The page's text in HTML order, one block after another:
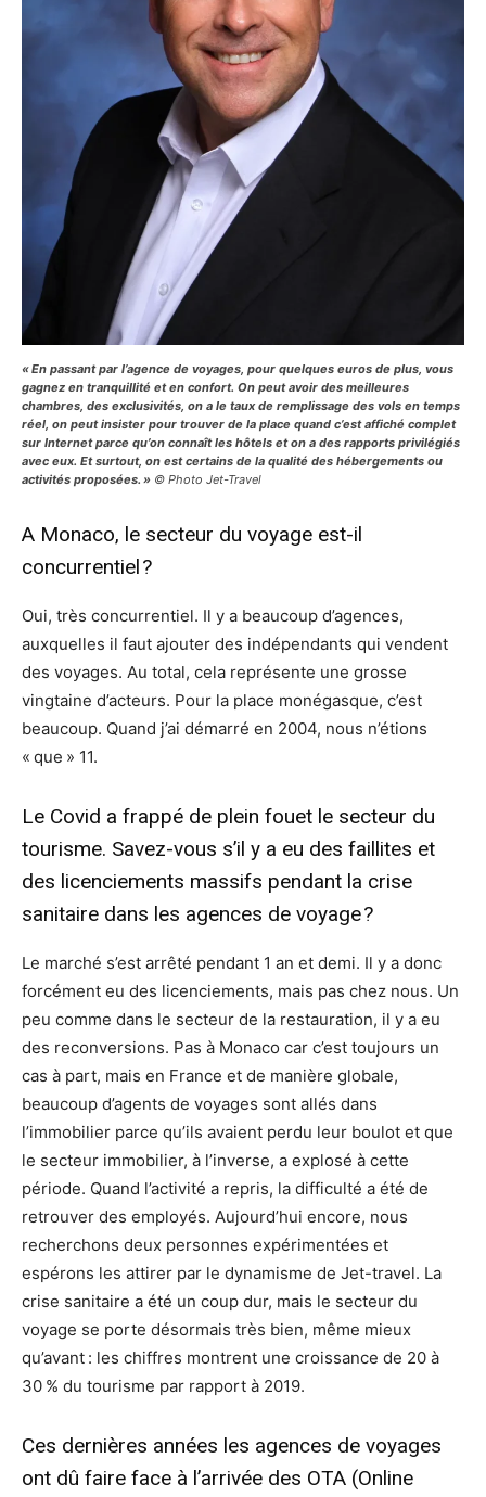
« En passant par l’agence de voyages, pour quelques euros de plus, vous
gagnez en tranquillité et en confort. On peut avoir des meilleures
chambres, des exclusivités, on a le taux de remplissage des vols en temps
réel, on peut insister pour trouver de la place quand c’est affiché complet
sur Internet parce qu’on connaît les hôtels et on a des rapports privilégiés
avec eux. Et surtout, on est certains de la qualité des hébergements ou
activités proposées. » © Photo Jet-Travel
A Monaco, le secteur du voyage est-il
concurrentiel ?
Oui, très concurrentiel. Il y a beaucoup d’agences,
auxquelles il faut ajouter des indépendants qui vendent
des voyages. Au total, cela représente une grosse
vingtaine d’acteurs. Pour la place monégasque, c’est
beaucoup. Quand j’ai démarré en 2004, nous n’étions
« que » 11.
Le Covid a frappé de plein fouet le secteur du
tourisme. Savez-vous s’il y a eu des faillites et
des licenciements massifs pendant la crise
sanitaire dans les agences de voyage ?
Le marché s’est arrêté pendant 1 an et demi. Il y a donc
forcément eu des licenciements, mais pas chez nous. Un
peu comme dans le secteur de la restauration, il y a eu
des reconversions. Pas à Monaco car c’est toujours un
cas à part, mais en France et de manière globale,
beaucoup d’agents de voyages sont allés dans
l’immobilier parce qu’ils avaient perdu leur boulot et que
le secteur immobilier, à l’inverse, a explosé à cette
période. Quand l’activité a repris, la difficulté a été de
retrouver des employés. Aujourd’hui encore, nous
recherchons deux personnes expérimentées et
espérons les attirer par le dynamisme de Jet-travel. La
crise sanitaire a été un coup dur, mais le secteur du
voyage se porte désormais très bien, même mieux
qu’avant : les chiffres montrent une croissance de 20 à
30 % du tourisme par rapport à 2019.
Ces dernières années les agences de voyages
ont dû faire face à l’arrivée des OTA (Online